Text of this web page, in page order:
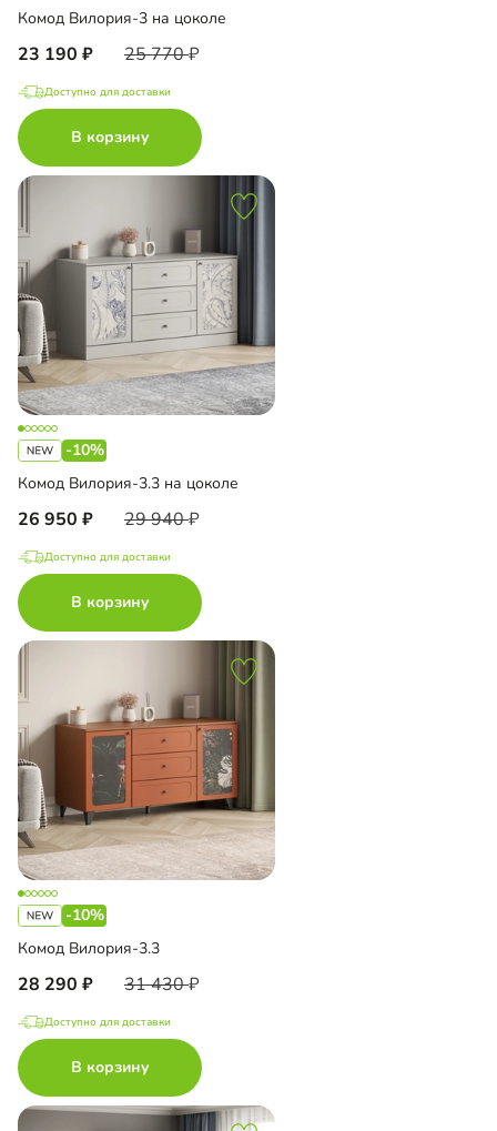
Комод Вилория-3 на цоколе
23 190 25 770
Доступно для доставки
В корзину
-10%
Комод Вилория-3.3 на цоколе
26 950 29 940
Доступно для доставки
В корзину
-10%
Комод Вилория-3.3
28 290 31 430
Доступно для доставки
В корзину